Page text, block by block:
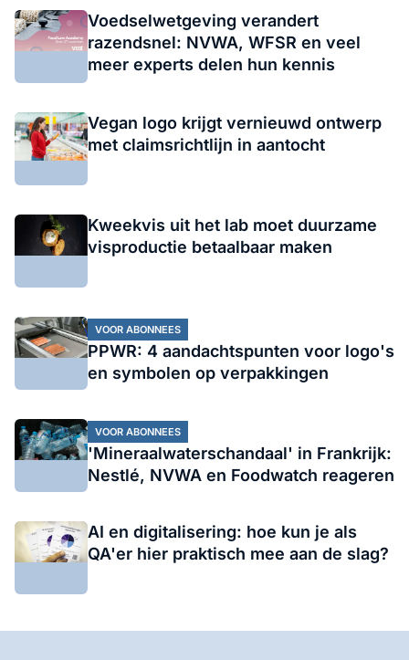
Voedselwetgeving verandert
razendsnel: NVWA, WFSR en veel
meer experts delen hun kennis
Vegan logo krijgt vernieuwd ontwerp
met claimsrichtlijn in aantocht
Kweekvis uit het lab moet duurzame
visproductie betaalbaar maken
VOOR ABONNEES
PPWR: 4 aandachtspunten voor logo's
en symbolen op verpakkingen
VOOR ABONNEES
'Mineraalwaterschandaal' in Frankrijk:
Nestlé, NVWA en Foodwatch reageren
AI en digitalisering: hoe kun je als
QA'er hier praktisch mee aan de slag?